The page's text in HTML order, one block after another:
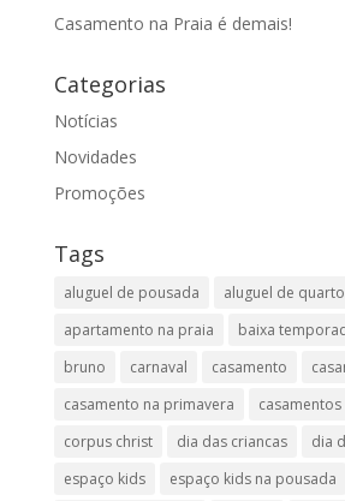
Casamento na Praia é demais!
Categorias
Notícias
Novidades
Promoções
Tags
aluguel de pousada
aluguel de
apartamento na praia
baixa
bruno
carnaval casamento
casamento na primavera
casamentos
corpus christ
dia das criancas
dia
espaço kids
espaço kids na pousada